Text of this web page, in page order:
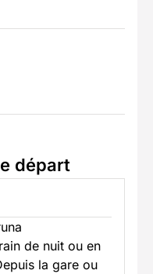
départ
de nuit ou en
la gare ou